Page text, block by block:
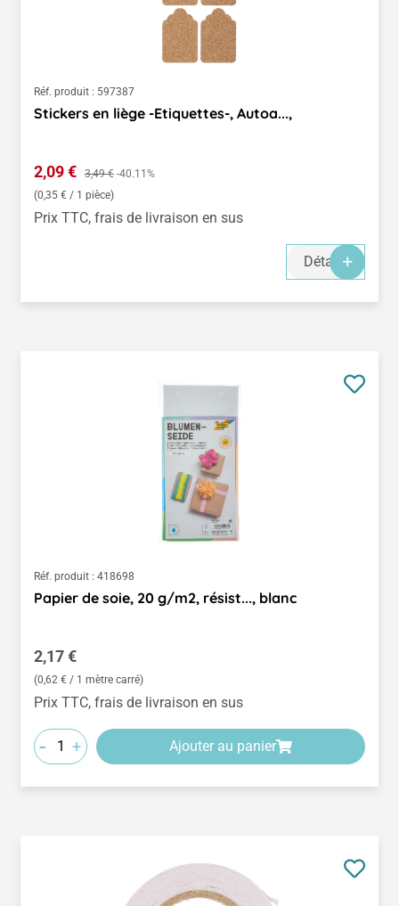
Réf. produit : 597387
Stickers en liège -Etiquettes-, Autoa...,
Prix de vente :
2,09 € Prix régulier :
3,49 € -40.11%
(0,35 € / 1 pièce)
Prix TTC, frais de livraison en sus
Détails
Réf. produit : 418698
Papier de soie, 20 g/m2, résist..., blanc
Prix régulier :
2,17 €
(0,62 € / 1 mètre carré)
Prix TTC, frais de livraison en sus
- + Ajouter au panier